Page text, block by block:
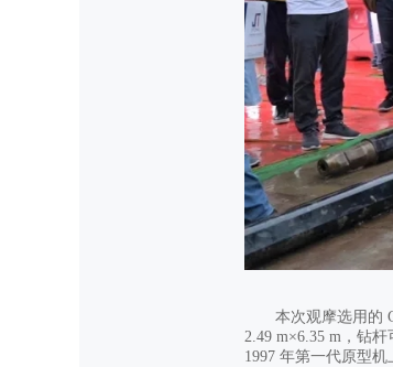
本次观摩选用的
2.49 m×6.35 m，钻
1997 年第一代原型